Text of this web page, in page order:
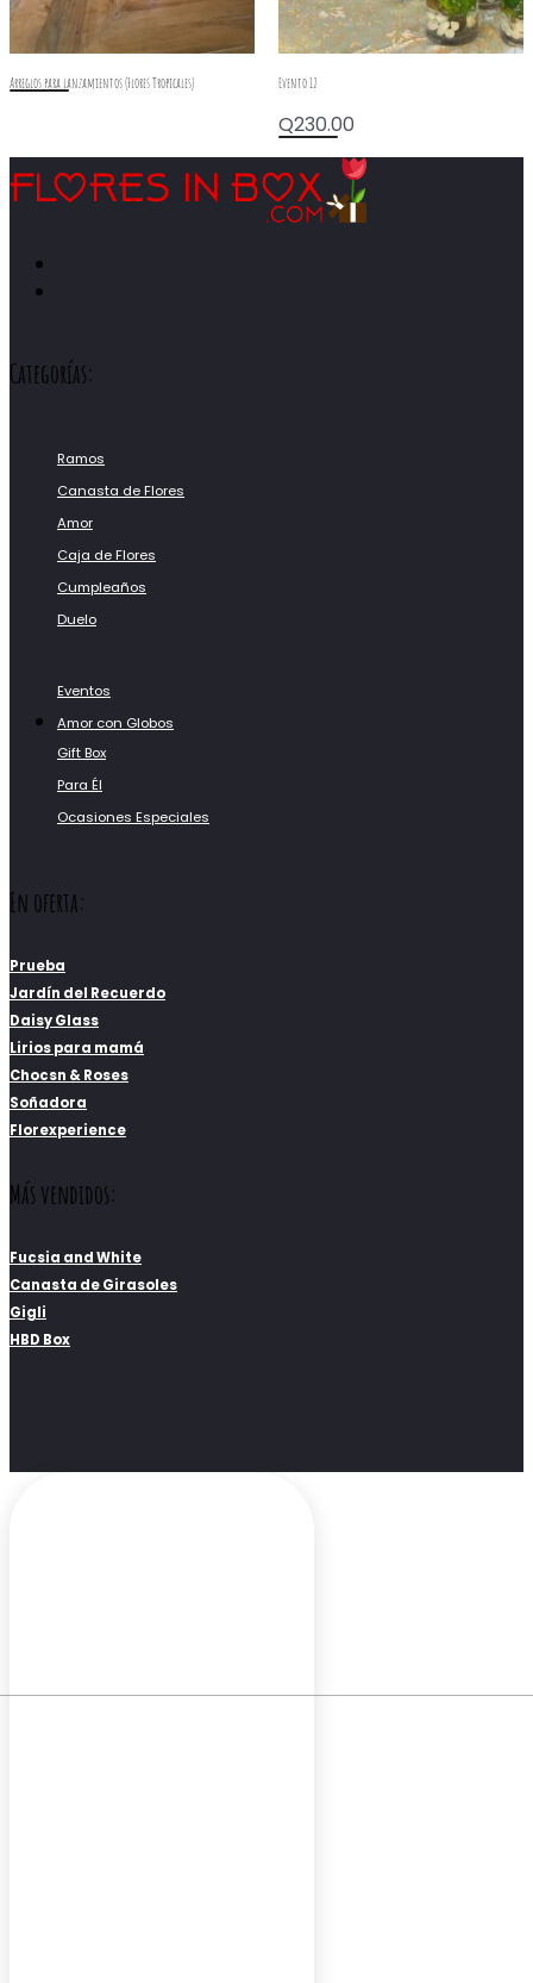
Arreglos para lanzamientos (Flores Tropicales) Evento 12
Q230.00
Categorías:
Ramos
Canasta de Flores
Amor
Caja de Flores
Cumpleaños
Duelo
Eventos
Amor con Globos
Gift Box
Para Él
Ocasiones Especiales
En oferta:
Prueba
Jardín del Recuerdo
Daisy Glass
Lirios para mamá
Chocsn & Roses
Soñadora
Florexperience
Más vendidos:
Fucsia and White
Canasta de Girasoles
Gigli
HBD Box